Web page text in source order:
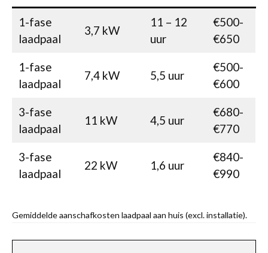
1-fase
laadpaal
3,7 kW
11 – 12
uur
€500-
€650
1-fase
laadpaal
7,4 kW 5,5 uur
€500-
€600
3-fase
laadpaal
11 kW 4,5 uur
€680-
€770
3-fase
laadpaal
22 kW 1,6 uur
€840-
€990
Gemiddelde aanschafkosten laadpaal aan huis (excl. installatie).